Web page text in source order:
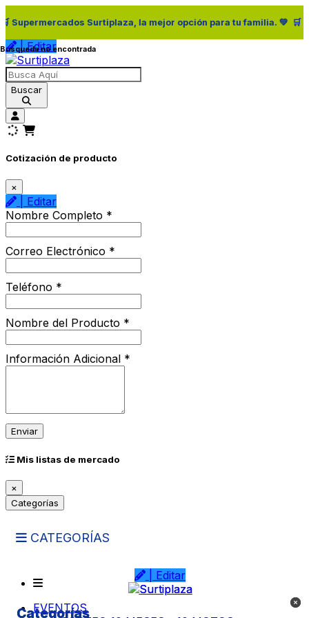
la mejor opción para tu familia. 💚 🛒
| Editar
Buscar
Busqueda no encontrada
Cotización de producto
×
| Editar
Nombre Completo *
Correo Electrónico *
Teléfono *
Nombre del Producto *
Información Adicional *
Enviar
Mis listas de mercado
×
Loading...
Categorías
CATEGORÍAS
| Editar
Categorías
| Editar
Categorías
EVENTOS